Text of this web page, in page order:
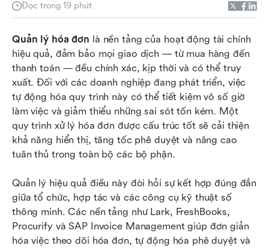
Đọc trong 19 phút
Quản lý hóa đơn là nền tảng của hoạt động tài chính
hiệu quả, đảm bảo mọi giao dịch — từ mua hàng đến
thanh toán — đều chính xác, kịp thời và có thể truy
xuất. Đối với các doanh nghiệp đang phát triển, việc
tự động hóa quy trình này có thể tiết kiệm vô số giờ
làm việc và giảm thiểu những sai sót tốn kém. Một
quy trình xử lý hóa đơn được cấu trúc tốt sẽ cải thiện
khả năng hiển thị, tăng tốc phê duyệt và nâng cao
tuân thủ trong toàn bộ các bộ phận.
Quản lý hiệu quả điều này đòi hỏi sự kết hợp đúng đắn
giữa tổ chức, hợp tác và các công cụ kỹ thuật số
thông minh. Các nền tảng như Lark, FreshBooks,
Procurify và SAP Invoice Management giúp đơn giản
hóa việc theo dõi hóa đơn, tự động hóa phê duyệt và
Quản lý hóa đơn là gì?
Các bước chính trong quy trình quản lý hóa đơn
Danh sách đầy đủ: 10 phần mềm quản lý hóa
đơn bạn nên khám phá
Tại sao việc quản lý hóa đơn lại quan trọng
Thực tiễn tốt nhất để quản lý hóa đơn hiệu quả
Kết luận
Đọc liên quan